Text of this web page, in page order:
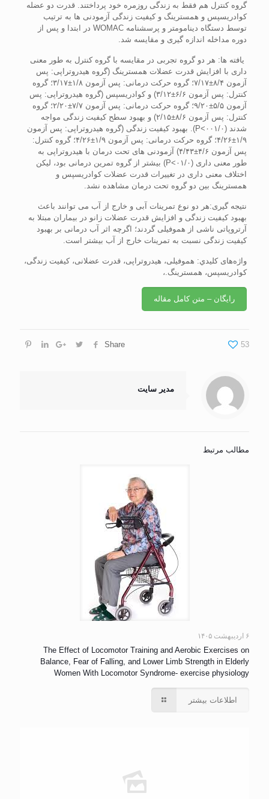
گروه کنترل هم فقط به زندگی روزمره خود پرداختند. قدرت دو عضله
کوادريسپس و همسترينگ و کيفيت زندگی آزمودنی ها به ترتيب
توسط دستگاه دينامومتر و پرسشنامه WOMAC در ابتدا و پس از
دوره مداخله اندازه گيری و مقايسه شد.
يافته ها: هر دو گروه تجربی در مقايسه با گروه کنترل به طور معنی
داری با افزايش قدرت عضلات همسترينگ (گروه هيدروتراپی: پس
آزمون ۸/۴±۷/۱۷؛ گروه حرکت درمانی: پس آزمون ۱/۸±۳/۱۷؛ گروه
کنترل: پس آزمون ۶/۶±۳/۱۲) و کوادريسپس (گروه هيدروتراپی: پس
آزمون ۵/۵±۹/۲۰؛ گروه حرکت درمانی: پس آزمون ۷/۷±۲/۲۰؛ گروه
کنترل: پس آزمون ۸/۶±۲/۱۵) و بهبود سطح کيفيت زندگی مواجه
شدند (۰۰۱/۰>P). بهبود کيفيت زندگی (گروه هيدروتراپی: پس آزمون
۱/۹±۴/۲۶؛ گروه حرکت درمانی: پس آزمون ۱/۹±۴/۲۶؛ گروه کنترل:
پس آزمون ۴/۶±۴/۴۳) آزمودنی های تحت درمان با هيدروتراپی به
طور معنی داری (۰۱/۰>P) بيشتر از گروه تمرين درمانی بود، ليکن
اختلاف معنی داری در تغييرات قدرت عضلات کوادريسپس و
همسترينگ بين دو گروه تحت درمان مشاهده نشد.
نتيجه گيری:هر دو نوع تمرينات آبی و خارج از آب می توانند باعث
بهبود کيفيت زندگی و افزايش قدرت عضلات زانو در بيماران مبتلا به
آرتروپاتی ناشی از هموفيلی گردند؛ اگرچه اثر آب درمانی بر بهبود
کيفيت زندگی نسبت به تمرينات خارج از آب بيشتر است.
واژه‌های كليدي: هموفيلی، هيدروتراپی، قدرت عضلانی، کيفيت زندگی،
کوادريسپس، همسترينگ.،
رایگان – متن کامل مقاله
Share 53
مدیر سایت
مطالب مرتبط
۶ اردیبهشت ۱۴۰۵
The Effect of Locomotor Training and Aerobic Exercises on
Balance, Fear of Falling, and Lower Limb Strength in Elderly
Women With Locomotor Syndrome- exercise physiology
اطلاعات بیشتر